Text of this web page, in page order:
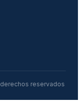
reservados